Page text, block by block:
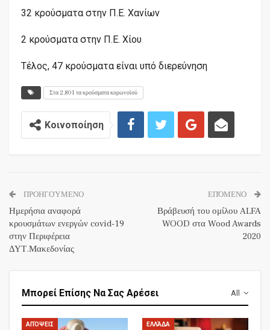
32 κρούσματα στην Π.Ε. Χανίων
2 κρούσματα στην Π.Ε. Χίου
Tέλος, 47 κρούσματα είναι υπό διερεύνηση
Στα 2.801 τα κρούσματα κορωνοϊού
Κοινοποίηση
ΠΡΟΗΓΟΎΜΕΝΟ
Ημερήσια αναφορά
κρουσμάτων ενεργών covid-19
στην Περιφέρεια
ΔΥΤ.Μακεδονίας
ΕΠΌΜΕΝΟ
Βράβευσή του ομίλου ALFA
WOOD στα Wood Awards
2020
All
Μπορεί Επίσης Να Σας Αρέσει
ΑΠΌΨΕΙΣ ΕΛΛΆΔΑ